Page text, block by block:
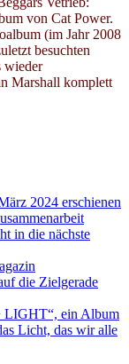
von Cat Power.
(im Jahr 2008
besuchten
wieder
Marshall komplett
2024 erschienen
in die nächste
die Zielgerade
LIGHT“, ein Album
Licht, das wir alle